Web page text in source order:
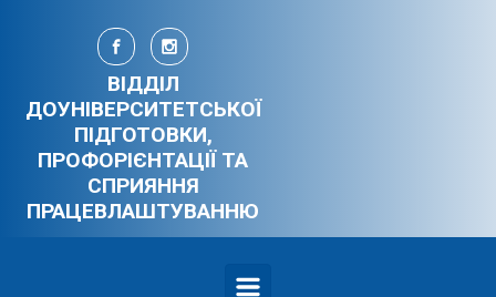
Skip to main content
ВІДДІЛ
ДОУНІВЕРСИТЕТСЬКОЇ
ПІДГОТОВКИ,
ПРОФОРІЄНТАЦІЇ ТА
СПРИЯННЯ
ПРАЦЕВЛАШТУВАННЮ